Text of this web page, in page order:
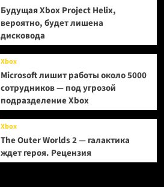
Будущая Xbox Project Helix,
вероятно, будет лишена
дисковода
Xbox
Microsoft лишит работы около 5000
сотрудников — под угрозой
подразделение Xbox
Xbox
The Outer Worlds 2 — галактика
ждет героя. Рецензия